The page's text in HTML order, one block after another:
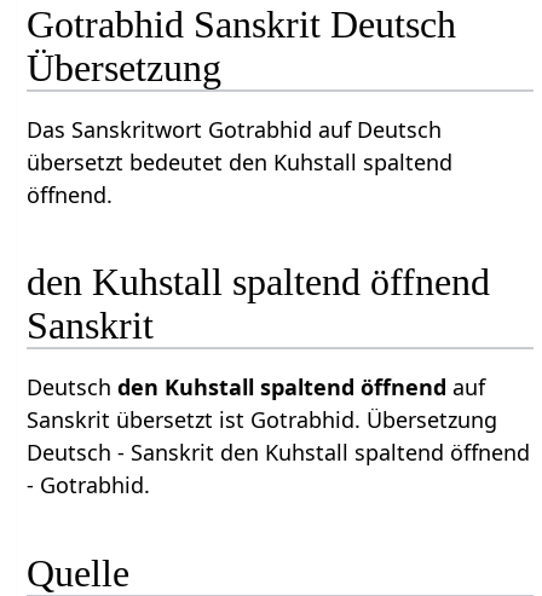
Gotrabhid Sanskrit Deutsch
Übersetzung
Das Sanskritwort Gotrabhid auf Deutsch
übersetzt bedeutet den Kuhstall spaltend
öffnend.
den Kuhstall spaltend öffnend
Sanskrit
Deutschden Kuhstall spaltend öffnendauf
Sanskrit übersetzt ist Gotrabhid. Übersetzung
Deutsch - Sanskrit den Kuhstall spaltend öffnend
- Gotrabhid.
Quelle